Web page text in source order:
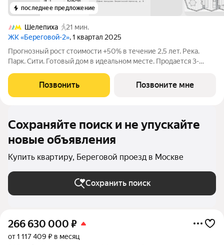
последнее предложение
Шелепиха
21 мин.
ЖК «Береговой-2», 1 квартал 2025
Прогнозный рост стоимости +50% в течение 2,5 лет. Река.
Парк. Сити. Готовый дом в идеальном месте. Продается 3-
и видом на закрытый парковый двор. Береговой - квартал-
курорт в центре столицы.
Позвонить Позвоните мне
Сохраняйте поиск и не упускайте
новые объявления
Купить квартиру, Береговой проезд в Москве
Сохранить поиск
266 630 000 ₽
от 1 117 409 ₽ в месяц